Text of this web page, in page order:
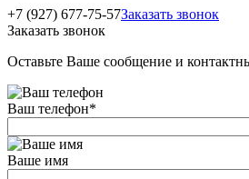
+7 (927) 677-75-57Заказать звонок
Заказать звонок
Оставьте Ваше сообщение и
Ваш телефон*
Ваше имя